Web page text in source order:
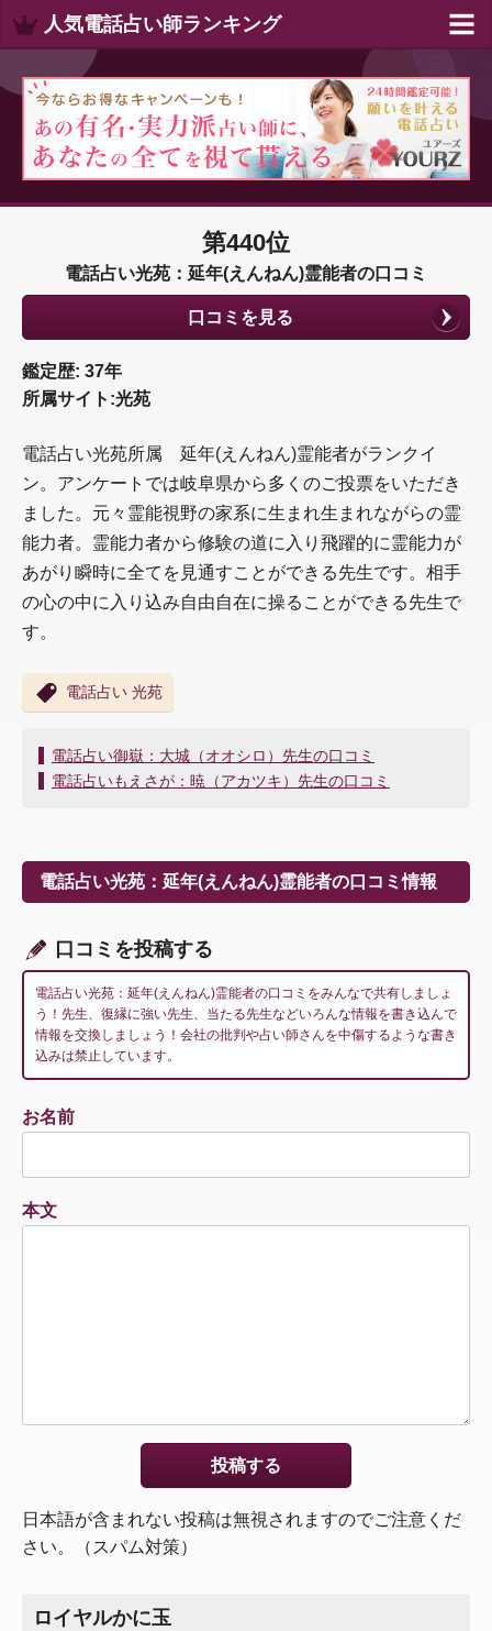
人気電話占い師ランキング
第440位
電話占い光苑：延年(えんねん)霊能者の口コミ
口コミを見る
鑑定歴: 37年
所属サイト:光苑
電話占い光苑所属 延年(えんねん)霊能者がランクイ
ン。アンケートでは岐阜県から多くのご投票をいただき
ました。元々霊能視野の家系に生まれ生まれながらの霊
能力者。霊能力者から修験の道に入り飛躍的に霊能力が
あがり瞬時に全てを見通すことができる先生です。相手
の心の中に入り込み自由自在に操ることができる先生で
す。
電話占い 光苑
投
稿
ー
シ
ン
電話占い御嶽：大城（オオシロ）先生の口コミ
電話占いもえさが：暁（アカツキ）先生の口コミ
電話占い光苑：延年(えんねん)霊能者の口コミ情報
口コミを投稿する
電話占い光苑：延年(えんねん)霊能者の口コミをみんなで共有しましょ
う！先生、復縁に強い先生、当たる先生などいろんな情報を書き込んで
情報を交換しましょう！会社の批判や占い師さんを中傷するような書き
込みは禁止しています。
お名前
本文
日本語が含まれない投稿は無視されますのでご注意くだ
さい。（スパム対策）
ロイヤルかに玉